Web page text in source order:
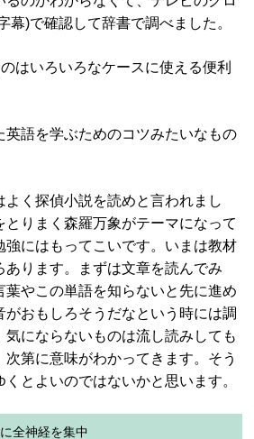
幕)で確認して辞書で調べました。
はいろいろなケースに使える便利
語を学ぶためのコツみたいなもの
く探偵小説を読めと言われまし
とりまく森羅万象がテーマになって
強にはもってこいです。いまは教材
あります。まずは文章を読んでみ
葉やこの単語を知らないと先に進め
がおもしろそうだなという時には調
気にならないものは流し読みしても
第に意味がわかってきます。そう
とよいのではないかと思います。
全神経を集中